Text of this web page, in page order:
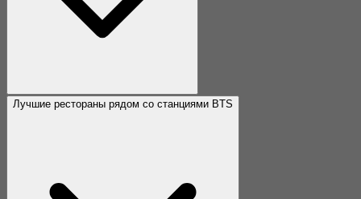
Лучшие рестораны рядом со станциями BTS